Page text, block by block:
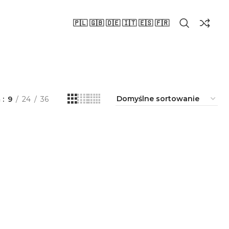
🇵🇱 🇬🇧 🇩🇪 🇮🇹 🇪🇸 🇫🇷
9 24 36